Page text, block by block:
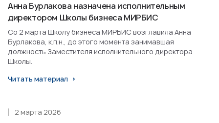
Анна Бурлакова назначена исполнительным
директором Школы бизнеса МИРБИС
Со 2 марта Школу бизнеса МИРБИС возглавила Анна
Бурлакова, к.п.н., до этого момента занимавшая
должность Заместителя исполнительного директора
Школы.
Читать материал
2 марта 2026